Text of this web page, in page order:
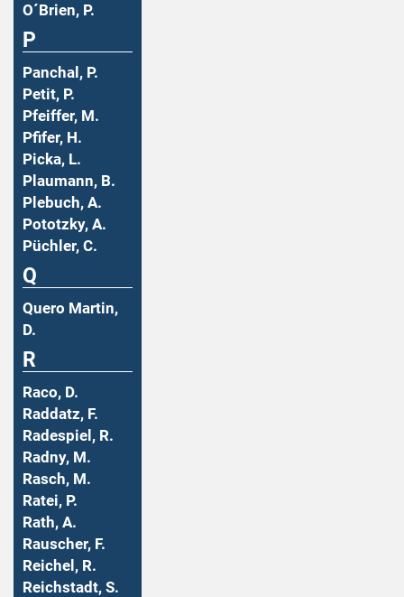
O´Brien, P.
P
Panchal, P.
Petit, P.
Pfeiffer, M.
Pfifer, H.
Picka, L.
Plaumann, B.
Plebuch, A.
Pototzky, A.
Püchler, C.
Q
Quero Martin,
D.
R
Raco, D.
Raddatz, F.
Radespiel, R.
Radny, M.
Rasch, M.
Ratei, P.
Rath, A.
Rauscher, F.
Reichel, R.
Reichstadt, S.